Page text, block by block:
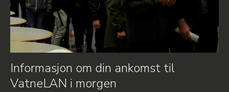
Informasjon om din ankomst til
VatneLAN i morgen